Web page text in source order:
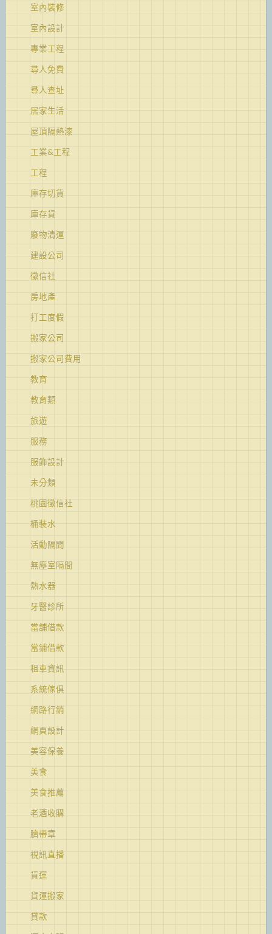
室內裝修
室內設計
專業工程
尋人免費
尋人查址
居家生活
屋頂隔熱漆
工業&工程
工程
庫存切貨
庫存貨
廢物清運
建設公司
徵信社
房地產
打工度假
搬家公司
搬家公司費用
教育
教育類
旅遊
服務
服飾設計
未分類
桃園徵信社
桶裝水
活動隔間
無塵室隔間
熱水器
牙醫診所
當舖借款
當鋪借款
租車資訊
系統傢俱
網路行銷
網頁設計
美容保養
美食
美食推薦
老酒收購
臍帶章
視訊直播
貨運
貨運搬家
貸款